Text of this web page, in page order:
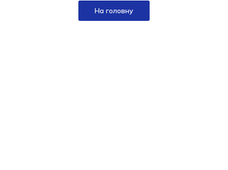
На головну